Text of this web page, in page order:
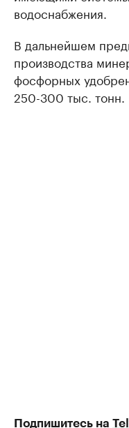
водоснабжения.
В дальнейшем
производства
фосфорных
250-300 тыс. тонн.
Подпишитесь на